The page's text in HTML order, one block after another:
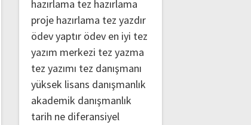
hazırlama tez hazırlama
proje hazırlama tez yazdır
ödev yaptır ödev en iyi tez
yazım merkezi tez yazma
tez yazımı tez danışmanı
yüksek lisans danışmanlık
akademik danışmanlık
tarih ne diferansiyel